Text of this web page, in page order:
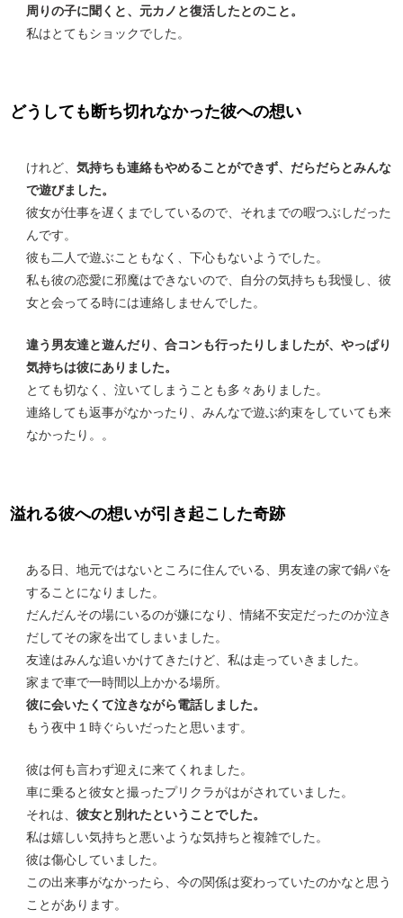
周りの子に聞くと、元カノと復活したとのこと。
私はとてもショックでした。
どうしても断ち切れなかった彼への想い
けれど、 気持ちも連絡もやめることができず、だらだらとみんな
で遊びました。
彼女が仕事を遅くまでしているので、それまでの暇つぶしだった
んです。
彼も二人で遊ぶこともなく、下心もないようでした。
私も彼の恋愛に邪魔はできないので、自分の気持ちも我慢し、彼
女と会ってる時には連絡しませんでした。
違う男友達と遊んだり、合コンも行ったりしましたが、やっぱり
気持ちは彼にありました。
とても切なく、泣いてしまうことも多々ありました。
連絡しても返事がなかったり、みんなで遊ぶ約束をしていても来
なかったり。。
溢れる彼への想いが引き起こした奇跡
ある日、地元ではないところに住んでいる、男友達の家で鍋パを
することになりました。
だんだんその場にいるのが嫌になり、情緒不安定だったのか泣き
だしてその家を出てしまいました。
友達はみんな追いかけてきたけど、私は走っていきました。
家まで車で一時間以上かかる場所。
彼に会いたくて泣きながら電話しました。
もう夜中１時ぐらいだったと思います。
彼は何も言わず迎えに来てくれました。
車に乗ると彼女と撮ったプリクラがはがされていました。
それは、 彼女と別れたということでした。
私は嬉しい気持ちと悪いような気持ちと複雑でした。
彼は傷心していました。
この出来事がなかったら、今の関係は変わっていたのかなと思う
ことがあります。